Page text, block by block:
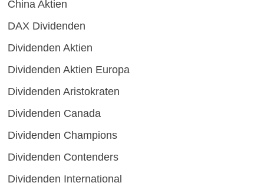
China Aktien
DAX Dividenden
Dividenden Aktien
Dividenden Aktien Europa
Dividenden Aristokraten
Dividenden Canada
Dividenden Champions
Dividenden Contenders
Dividenden International